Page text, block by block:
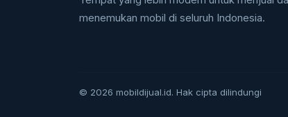
menemukan mobil di seluruh Indonesia.
© 2026 mobildijual.id. Hak cipta dilindungi